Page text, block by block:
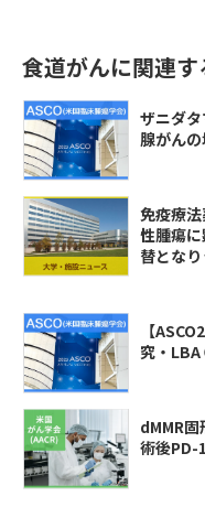
食道がんに関連
ザニダ
腺がん
免疫療
性腫瘍
替とな
【
究・
dMMR
術後PD-